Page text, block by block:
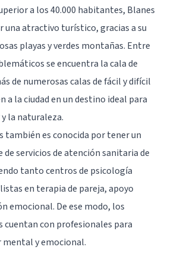
a los 40.000 habitantes, Blanes
una atractivo turístico, gracias a su
playas y verdes montañas. Entre
se encuentra la cala de
de numerosas calas de fácil y difícil
a la ciudad en un destino ideal para
la naturaleza.
también es conocida por tener un
servicios de atención sanitaria de
tanto centros de psicología
en terapia de pareja, apoyo
emocional. De ese modo, los
cuentan con profesionales para
y emocional.